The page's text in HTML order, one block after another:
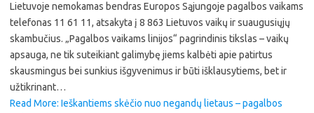
Lietuvoje nemokamas bendras Europos Sąjungoje pagalbos vaikams
telefonas 11 61 11, atsakyta į 8 863 Lietuvos vaikų ir suaugusiųjų
skambučius. „Pagalbos vaikams linijos“ pagrindinis tikslas – vaikų
apsauga, ne tik suteikiant galimybę jiems kalbėti apie patirtus
skausmingus bei sunkius išgyvenimus ir būti išklausytiems, bet ir
užtikrinant…
Read More: Ieškantiems skėčio nuo negandų lietaus – pagalbos